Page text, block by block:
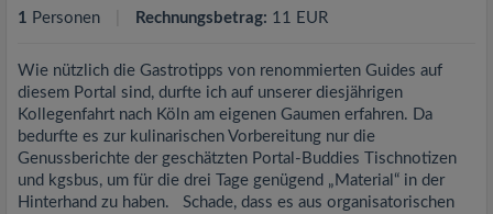
1 Personen Rechnungsbetrag: 11 EUR
Wie nützlich die Gastrotipps von renommierten Guides auf
diesem Portal sind, durfte ich auf unserer diesjährigen
Kollegenfahrt nach Köln am eigenen Gaumen erfahren. Da
bedurfte es zur kulinarischen Vorbereitung nur die
Genussberichte der geschätzten Portal-Buddies Tischnotizen
und kgsbus, um für die drei Tage genügend „Material“ in der
Hinterhand zu haben. Schade, dass es aus organisatorischen